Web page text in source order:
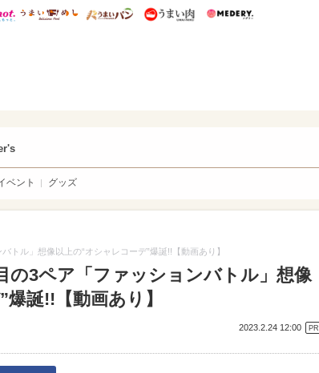
あ総研 ディズニー特集
mimot. うまいめし うまいパン うまい肉
ベント グッズ
トル」想像以上の“オシャレコーデ”爆誕!!【動画あり】
の3ペア「ファッションバトル」想像
誕!!【動画あり】
2023.2.24 12:00 PR